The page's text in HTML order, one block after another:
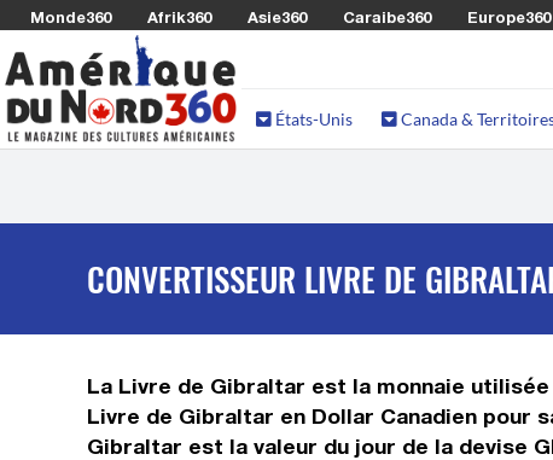
Monde360 Afrik360 Asie360 Caraibe360 Europe360
États-Unis Canada &
CONVERTISSEUR LIVRE DE
La Livre de Gibraltar est la monnaie
Livre de Gibraltar en Dollar Canadien pour
Gibraltar est la valeur du jour de la devise